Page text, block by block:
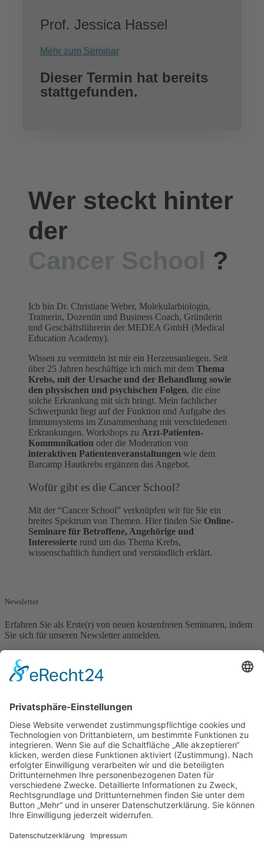
Prof. Jessica Hassel
Mehr zum Seminar
Dieser Termin hat bereits
stattgefunden.
Wer steckt hinter
der
Cancer School ?
Ich bin Dr. Christiane Weber, Molekularbiologin,
Trainerin, Dozentin und Business Coach, Gründerin
und Geschäftsführerin der MEDEA GmbH (Medical
Education Academy).
Wissen zu vermitteln ist mir ein Herzensanliegen. Seit
über 25 Jahren beschäftige ich mich mit dem Thema
Krebs, mit der Ursache und der Behandlung sowie
den physischen und psychischen Folgen, die eine
solche Erkrankung mit sich bringt. Mein fachlicher
Schwerpunkt liegt auf der Funktion und Aufgabe des
Immunsystems im Zusammenhang mit verschiedenen
Erkrankungen. Workshops zu Arzt-Patienten-
Kommunikation oder die Moderation von
interaktiven Patientenveranstaltungen wie dem
Barcamp Hautkrebs ergänzen das Angebot.
Wofür gibt es die Cancer School?
Mit der “Cancer School” verknüpfen wir für Sie ein
breites Spektrum von Themen. Hier finden Sie Online-
Seminare für Betroffene, Angehörige und
Interessierte rund um das Thema Krebs,
wissenschaftlich fundiert und verständlich erklärt.
Newsletter
Erfahren Sie als Erste(r) von neuen kostenfreien Seminaren, indem
Sie sich für unseren Newsletter anmelden.
Newsletter Anmeldung
Nachname
E-mail*